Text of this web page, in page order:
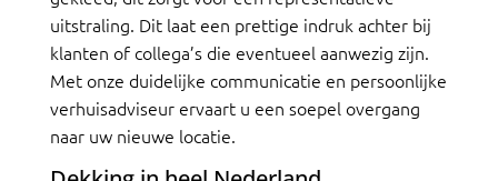
uitstraling. Dit laat een prettige indruk achter bij
klanten of collega’s die eventueel aanwezig zijn.
Met onze duidelijke communicatie en persoonlijke
verhuisadviseur ervaart u een soepel overgang
naar uw nieuwe locatie.